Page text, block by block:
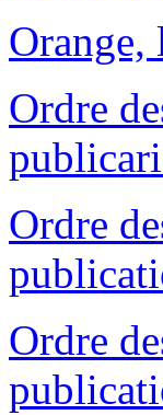
Ordre
Ordre
Ordre